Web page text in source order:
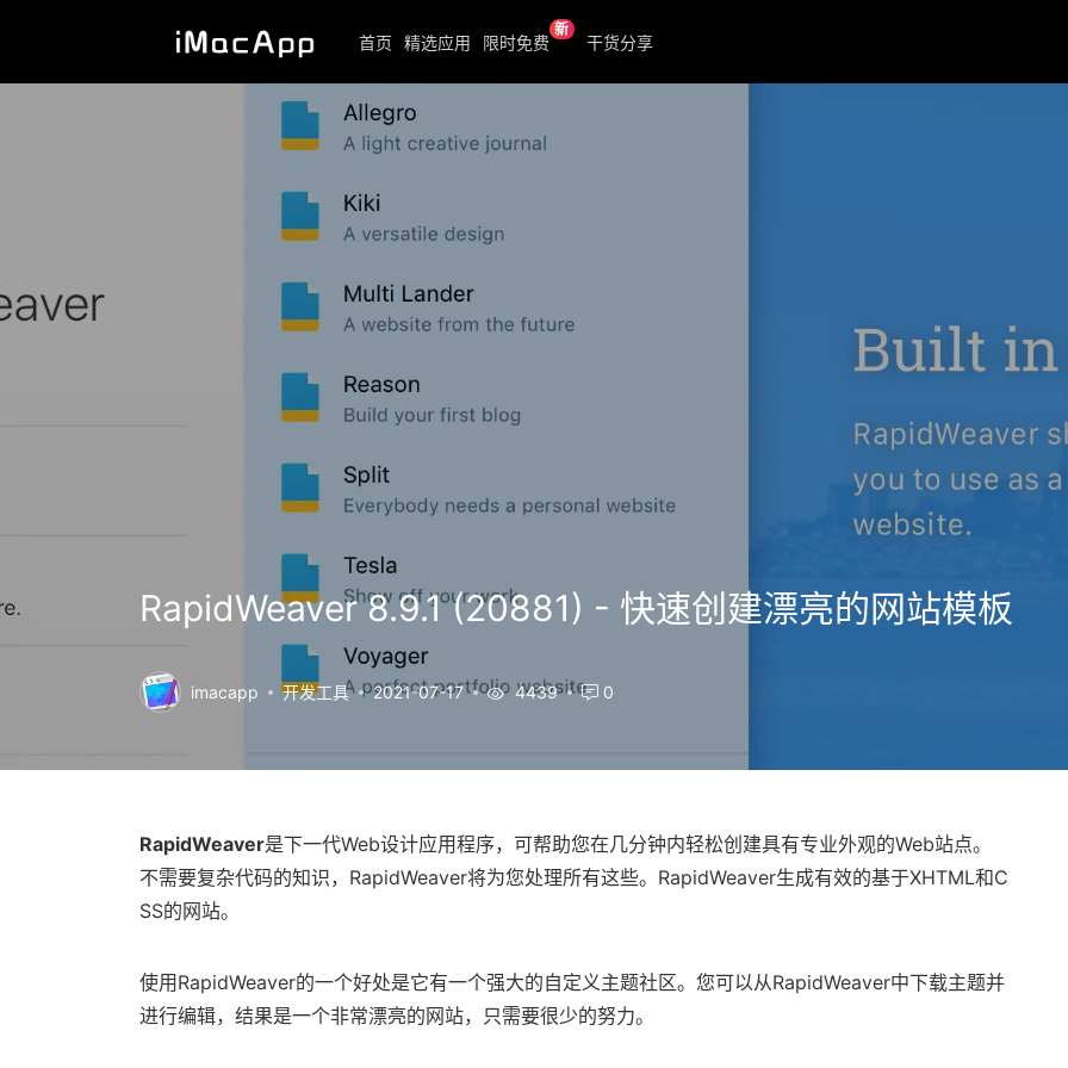
首页 精选应用 限时免费
新
干货分享
RapidWeaver 8.9.1 (20881) - 快速创建漂亮的网站模板
imacapp 开发工具 2021-07-17 4439 0
RapidWeaver是下一代Web设计应用程序，可帮助您在几分钟内轻松创建具有专业外观的Web站点。
不需要复杂代码的知识，RapidWeaver将为您处理所有这些。RapidWeaver生成有效的基于XHTML和C
SS的网站。
使用RapidWeaver的一个好处是它有一个强大的自定义主题社区。您可以从RapidWeaver中下载主题并
进行编辑，结果是一个非常漂亮的网站，只需要很少的努力。